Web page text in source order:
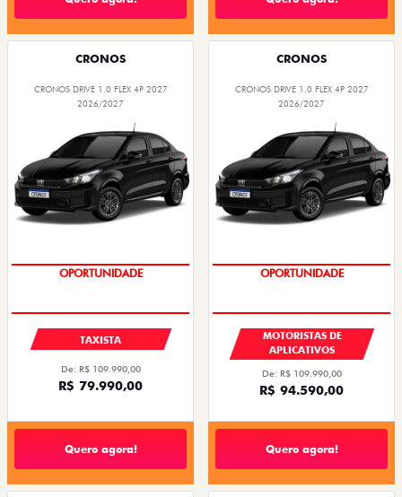
CRONOS
CRONOS DRIVE 1.0 FLEX 4P 2027
2026/2027
OPORTUNIDADE
TAXISTA
De: R$ 109.990,00
R$ 79.990,00
Quero agora!
CRONOS
CRONOS DRIVE 1.0 FLEX 4P 2027
2026/2027
OPORTUNIDADE
MOTORISTAS DE
APLICATIVOS
De: R$ 109.990,00
R$ 94.590,00
Quero agora!